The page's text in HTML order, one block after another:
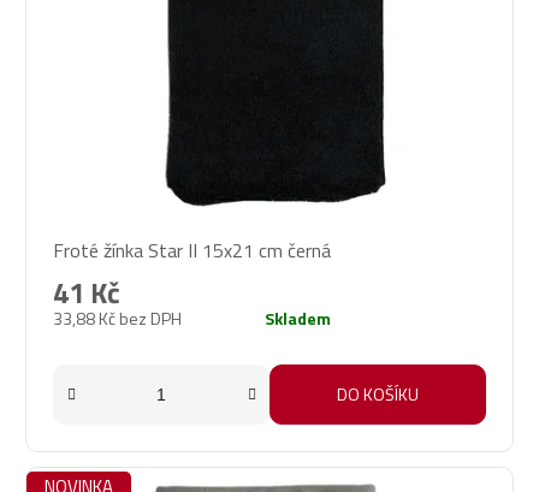
Froté žínka Star II 15x21 cm černá
33,88 Kč bez DPH
41 Kč
Skladem
DO KOŠÍKU